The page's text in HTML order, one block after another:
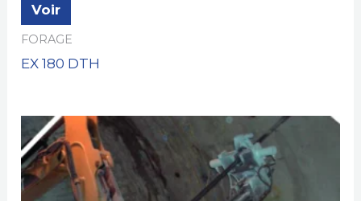
Voir
FORAGE
EX 180 DTH